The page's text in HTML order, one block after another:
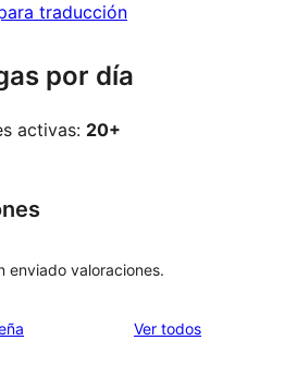
traducción
por día
activas: 20+
enviado valoraciones.
Ver todoslos